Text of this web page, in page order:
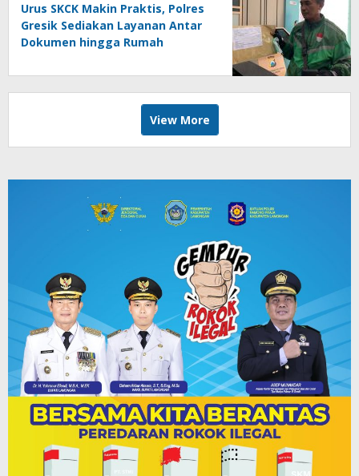
Urus SKCK Makin Praktis, Polres
Gresik Sediakan Layanan Antar
Dokumen hingga Rumah
View More